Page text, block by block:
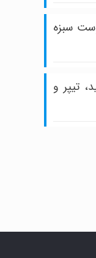
سبزه
تیپر و